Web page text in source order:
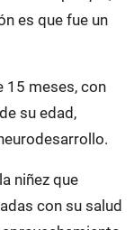
es que fue un
15 meses, con
su edad,
niñez que
con su salud